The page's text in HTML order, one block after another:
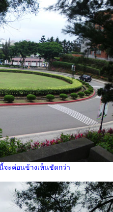
จะค่อนข้างเห็นชัดกว่า